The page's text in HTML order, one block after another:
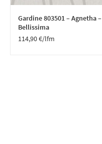
Gardine 803501 – Agnetha –
Bellissima
114,90€/lfm